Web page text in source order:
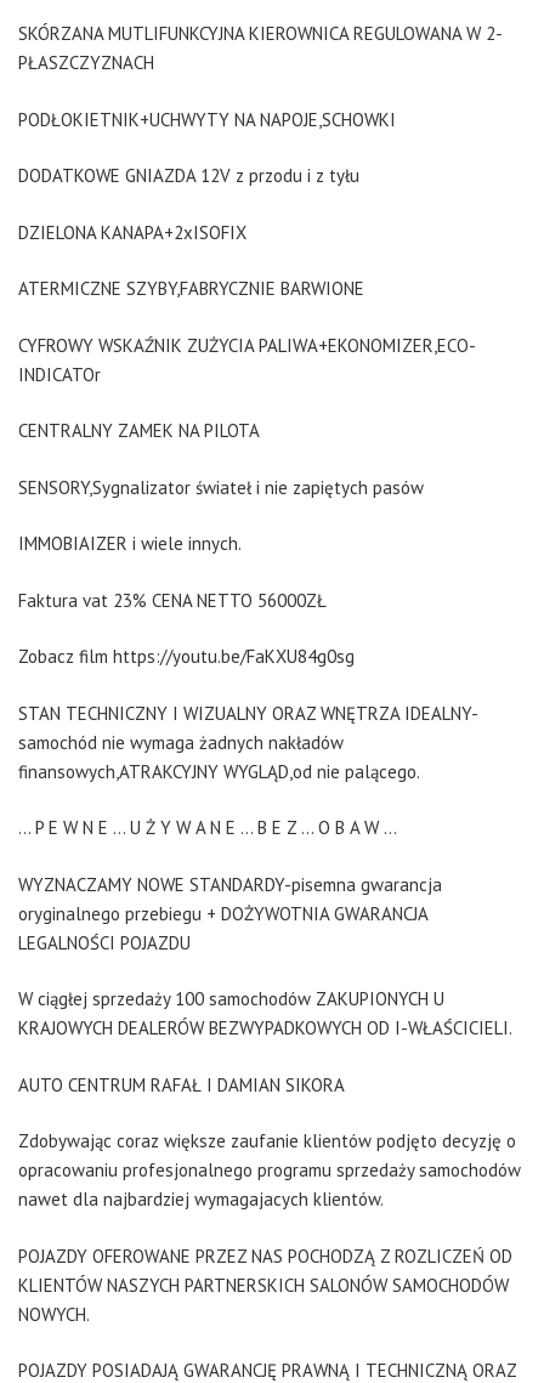
SKÓRZANA MUTLIFUNKCYJNA KIEROWNICA REGULOWANA W 2-
PŁASZCZYZNACH
PODŁOKIETNIK+UCHWYTY NA NAPOJE,SCHOWKI
DODATKOWE GNIAZDA 12V z przodu i z tyłu
DZIELONA KANAPA+2xISOFIX
ATERMICZNE SZYBY,FABRYCZNIE BARWIONE
CYFROWY WSKAŹNIK ZUŻYCIA PALIWA+EKONOMIZER,ECO-
INDICATOr
CENTRALNY ZAMEK NA PILOTA
SENSORY,Sygnalizator świateł i nie zapiętych pasów
IMMOBIAIZER i wiele innych.
Faktura vat 23% CENA NETTO 56000ZŁ
Zobacz film https://youtu.be/FaKXU84g0sg
STAN TECHNICZNY I WIZUALNY ORAZ WNĘTRZA IDEALNY-
samochód nie wymaga żadnych nakładów
finansowych,ATRAKCYJNY WYGLĄD,od nie palącego.
... P E W N E ... U Ż Y W A N E ... B E Z ... O B A W ...
WYZNACZAMY NOWE STANDARDY-pisemna gwarancja
oryginalnego przebiegu + DOŻYWOTNIA GWARANCJA
LEGALNOŚCI POJAZDU
W ciągłej sprzedaży 100 samochodów ZAKUPIONYCH U
KRAJOWYCH DEALERÓW BEZWYPADKOWYCH OD I-WŁAŚCICIELI.
AUTO CENTRUM RAFAŁ I DAMIAN SIKORA
Zdobywając coraz większe zaufanie klientów podjęto decyzję o
opracowaniu profesjonalnego programu sprzedaży samochodów
nawet dla najbardziej wymagajacych klientów.
POJAZDY OFEROWANE PRZEZ NAS POCHODZĄ Z ROZLICZEŃ OD
KLIENTÓW NASZYCH PARTNERSKICH SALONÓW SAMOCHODÓW
NOWYCH.
POJAZDY POSIADAJĄ GWARANCJĘ PRAWNĄ I TECHNICZNĄ ORAZ